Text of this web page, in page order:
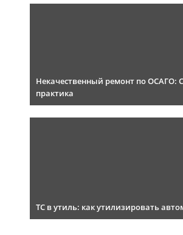
Некачественный ремонт по ОСАГО:
практика
ТС в утиль: как утилизировать